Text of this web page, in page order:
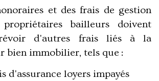
et des frais de gestion
bailleurs doivent
d'autres frais liés à la
bien immobilier, tels que :
d'assurance loyers impayés